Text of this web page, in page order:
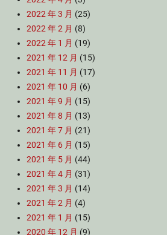
2022 年 3 月 (25)
2022 年 2 月 (8)
2022 年 1 月 (19)
2021 年 12 月 (15)
2021 年 11 月 (17)
2021 年 10 月 (6)
2021 年 9 月 (15)
2021 年 8 月 (13)
2021 年 7 月 (21)
2021 年 6 月 (15)
2021 年 5 月 (44)
2021 年 4 月 (31)
2021 年 3 月 (14)
2021 年 2 月 (4)
2021 年 1 月 (15)
2020 年 12 月 (9)